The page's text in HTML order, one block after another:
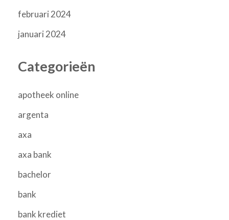
februari 2024
januari 2024
Categorieën
apotheek online
argenta
axa
axa bank
bachelor
bank
bank krediet